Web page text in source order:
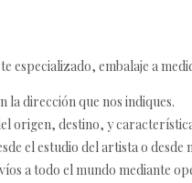
especializado, embalaje a
la dirección que nos indiques.
origen, destino, y
el estudio del artista o
a todo el mundo mediante